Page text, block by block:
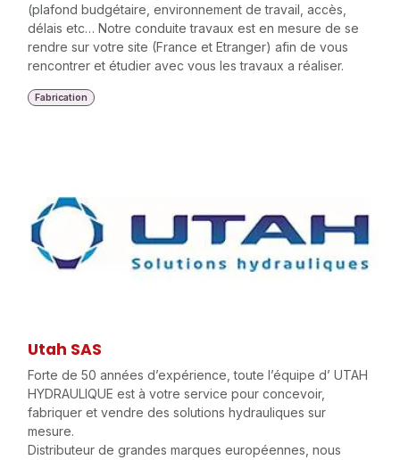
(plafond budgétaire, environnement de travail, accès,
délais etc… Notre conduite travaux est en mesure de se
rendre sur votre site (France et Etranger) afin de vous
rencontrer et étudier avec vous les travaux a réaliser.
Fabrication
Utah SAS
Forte de 50 années d’expérience, toute l’équipe d’ UTAH
HYDRAULIQUE est à votre service pour concevoir,
fabriquer et vendre des solutions hydrauliques sur
mesure.
Distributeur de grandes marques européennes, nous